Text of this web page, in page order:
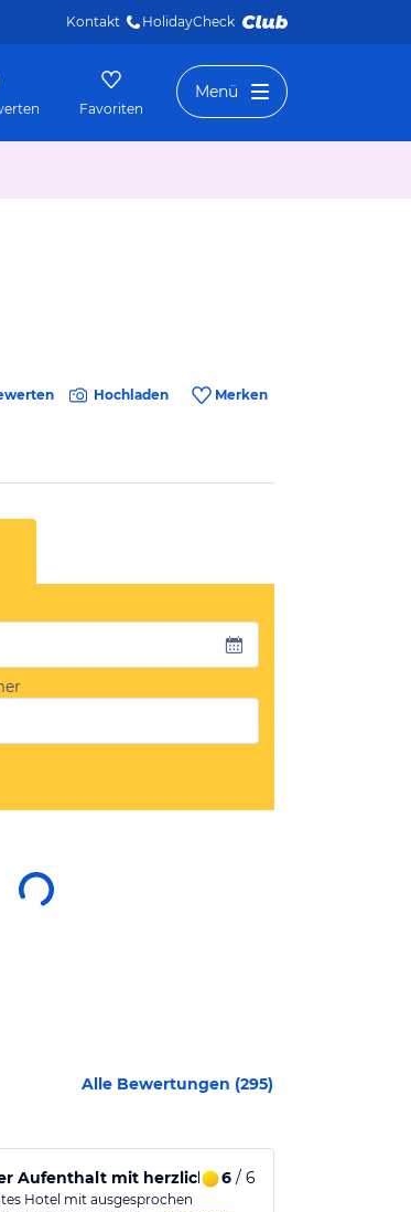
Kontakt HolidayCheck
Favoriten
Menü
Hochladen Merken
Alle Bewertungen (295)
Aufenthalt mit herzlichem Service
6/ 6
Hotel mit ausgesprochen